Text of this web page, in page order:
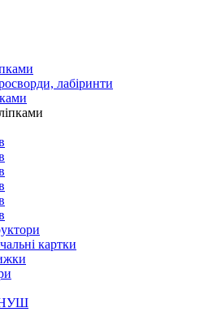
лабіринти
картки
НУШ